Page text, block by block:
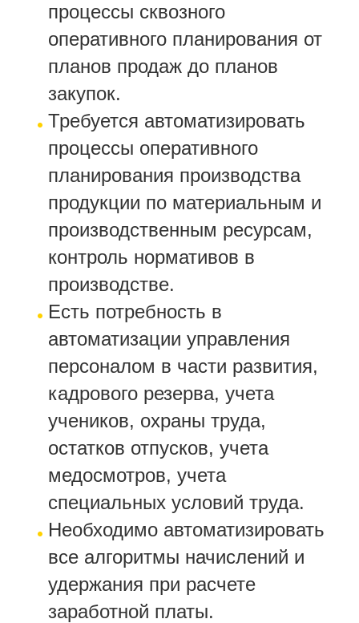
процессы сквозного
оперативного планирования от
планов продаж до планов
закупок.
Требуется автоматизировать
процессы оперативного
планирования производства
продукции по материальным и
производственным ресурсам,
контроль нормативов в
производстве.
Есть потребность в
автоматизации управления
персоналом в части развития,
кадрового резерва, учета
учеников, охраны труда,
остатков отпусков, учета
медосмотров, учета
специальных условий труда.
Необходимо автоматизировать
все алгоритмы начислений и
удержания при расчете
заработной платы.